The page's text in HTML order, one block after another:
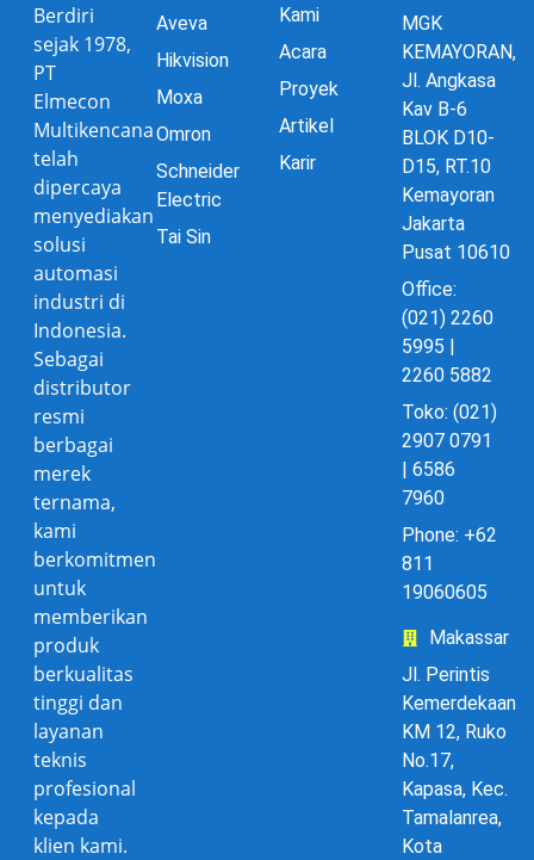
Berdiri
sejak 1978,
PT
Elmecon
Multikencana
telah
dipercaya
menyediakan
solusi
automasi
industri di
Indonesia.
Sebagai
distributor
resmi
berbagai
merek
ternama,
kami
berkomitmen
untuk
memberikan
produk
berkualitas
tinggi dan
layanan
teknis
profesional
kepada
klien kami.
Aveva
Hikvision
Moxa
Omron
Schneider
Electric
Tai Sin
Kami
Acara
Proyek
Artikel
Karir
MGK
KEMAYORAN,
Jl. Angkasa
Kav B-6
BLOK D10-
D15, RT.10
Kemayoran
Jakarta
Pusat 10610
Office:
(021) 2260
5995 |
2260 5882
Toko: (021)
2907 0791
| 6586
7960
Phone: +62
811
19060605
Makassar
Jl. Perintis
Kemerdekaan
KM 12, Ruko
No.17,
Kapasa, Kec.
Tamalanrea,
Kota